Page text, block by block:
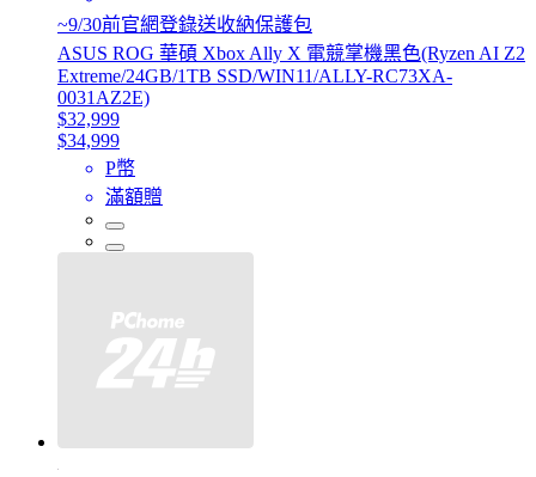
~9/30前官網登錄送收納保護包
ASUS ROG 華碩 Xbox Ally X 電競掌機黑色(Ryzen AI Z2
Extreme/24GB/1TB SSD/WIN11/ALLY-RC73XA-
0031AZ2E)
$32,999
$34,999
P幣
滿額贈